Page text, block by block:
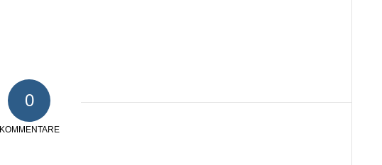
0
KOMMENTARE